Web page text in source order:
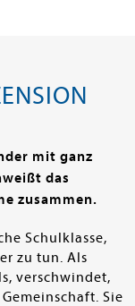
mit ganz
das
zusammen.
Schulklasse,
zu tun. Als
verschwindet,
Sie